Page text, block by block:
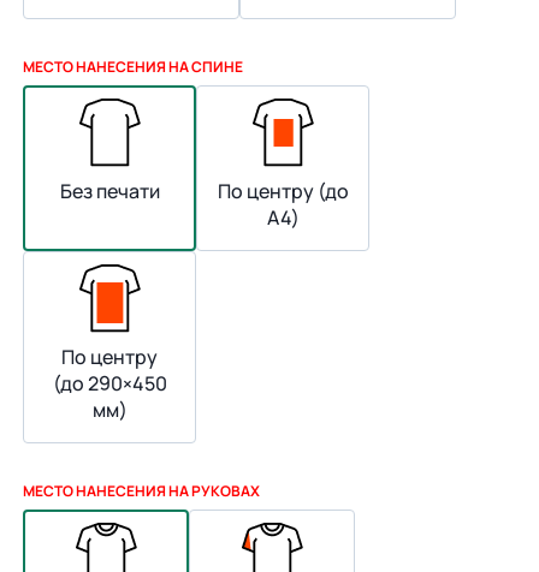
МЕСТО НАНЕСЕНИЯ НА СПИНЕ
Без печати
По центру (до
А4)
По центру
(до 290×450
мм)
МЕСТО НАНЕСЕНИЯ НА РУКОВАХ